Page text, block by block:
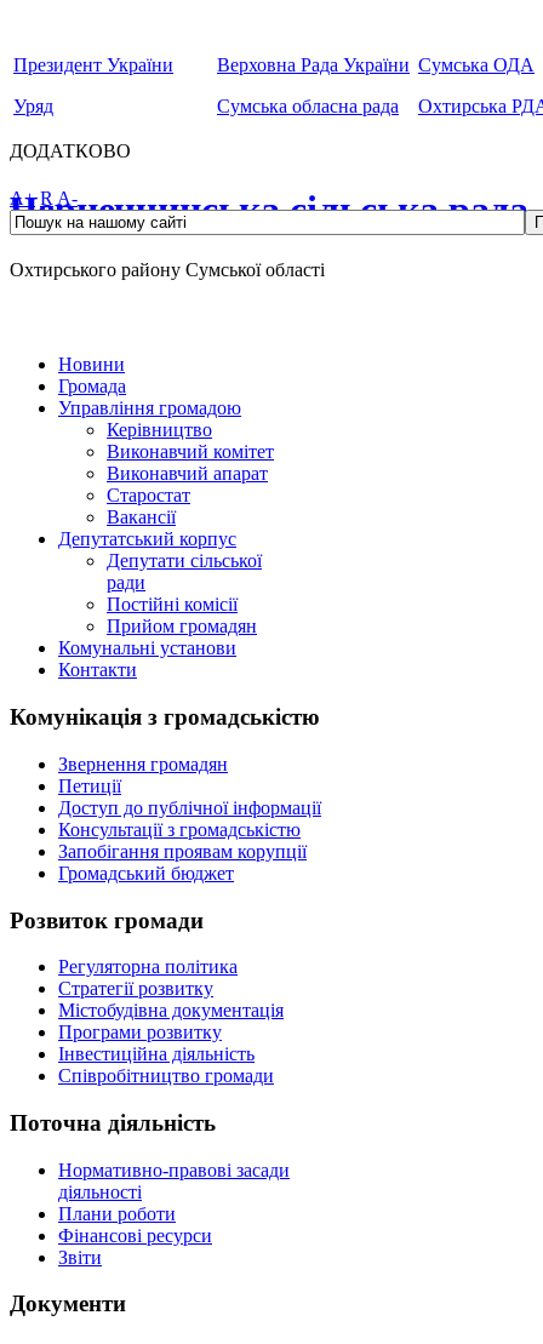
Президент України
Уряд
Верховна Рада України
Сумська обласна рада
Сумська ОДА
Охтирська
ДОДАТКОВО
Чернеччинська сільська рада
Охтирського району Сумської області
A+ RA-
Новини
Громада
Управління громадою
Керівництво
Виконавчий комітет
Виконавчий апарат
Старостат
Вакансії
Депутатський корпус
Депутати сільської
ради
Постійні комісії
Прийом громадян
Комунальні установи
Контакти
Комунікація з громадськістю
Звернення громадян
Петиції
Доступ до публічної інформації
Консультації з громадськістю
Запобігання проявам корупції
Громадський бюджет
Розвиток громади
Регуляторна політика
Стратегії розвитку
Містобудівна документація
Програми розвитку
Інвестиційна діяльність
Співробітництво громади
Поточна діяльність
Нормативно-правові засади
діяльності
Плани роботи
Фінансові ресурси
Звіти
Документи